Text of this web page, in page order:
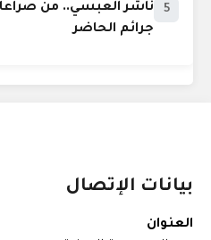
5
ناشر العبسي.. من
جرائم الحاضر
بيانات الإتصال
العنوان